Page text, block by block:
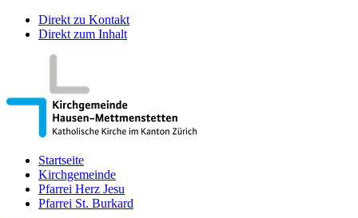
Direkt zu Kontakt
Direkt zum Inhalt
Startseite
Kirchgemeinde
Pfarrei Herz Jesu
Pfarrei St. Burkard